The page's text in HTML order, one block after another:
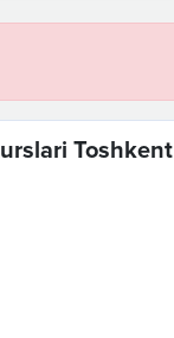
Toshkent